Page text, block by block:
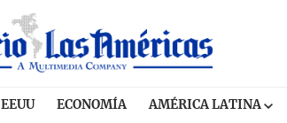
EEUU ECONOMÍA AMÉRICA LATINA